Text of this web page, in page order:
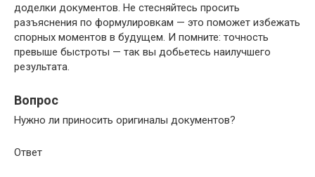
доделки документов. Не стесняйтесь просить
разъяснения по формулировкам — это поможет избежать
спорных моментов в будущем. И помните: точность
превыше быстроты — так вы добьетесь наилучшего
результата.
Вопрос
Нужно ли приносить оригиналы документов?
Ответ